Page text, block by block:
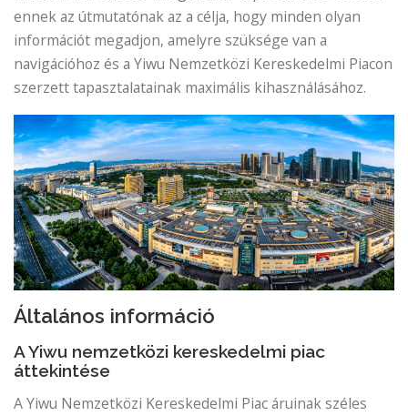
ennek az útmutatónak az a célja, hogy minden olyan
információt megadjon, amelyre szüksége van a
navigációhoz és a Yiwu Nemzetközi Kereskedelmi Piacon
szerzett tapasztalatainak maximális kihasználásához.
Általános információ
A Yiwu nemzetközi kereskedelmi piac
áttekintése
A Yiwu Nemzetközi Kereskedelmi Piac áruinak széles